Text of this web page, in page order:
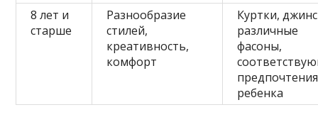
8 лет и
старше
Разнообразие
стилей,
креативность,
комфорт
Куртки,
различные
фасоны,
ребенка